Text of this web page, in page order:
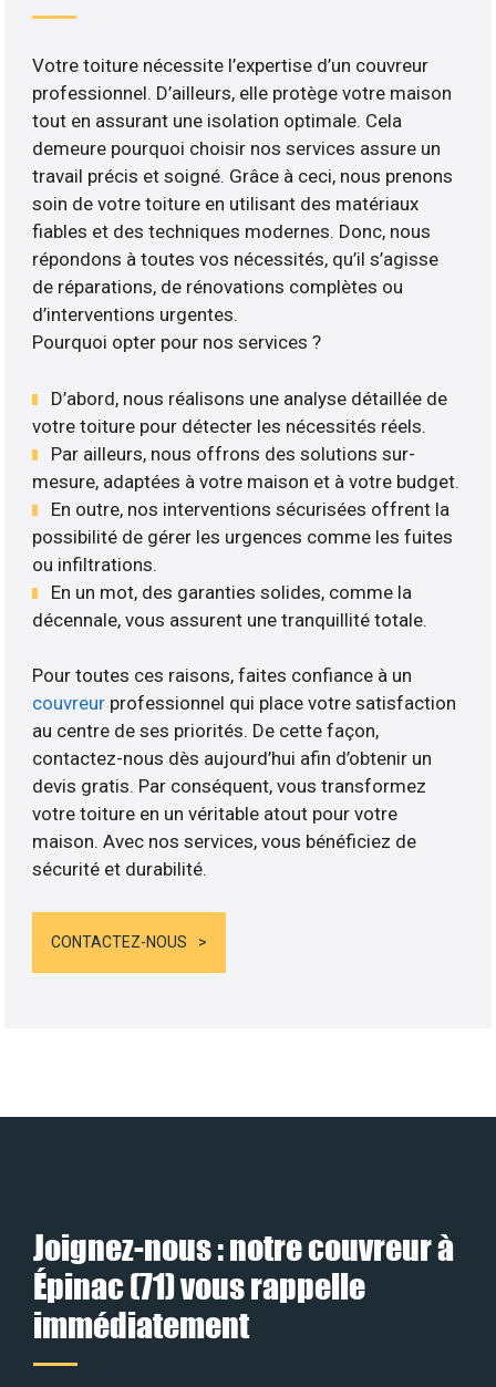
Votre toiture nécessite l’expertise d’un couvreur
professionnel. D’ailleurs, elle protège votre maison
tout en assurant une isolation optimale. Cela
demeure pourquoi choisir nos services assure un
travail précis et soigné. Grâce à ceci, nous prenons
soin de votre toiture en utilisant des matériaux
fiables et des techniques modernes. Donc, nous
répondons à toutes vos nécessités, qu’il s’agisse
de réparations, de rénovations complètes ou
d’interventions urgentes.
Pourquoi opter pour nos services ?
D’abord, nous réalisons une analyse détaillée de
votre toiture pour détecter les nécessités réels.
Par ailleurs, nous offrons des solutions sur-
mesure, adaptées à votre maison et à votre budget.
En outre, nos interventions sécurisées offrent la
possibilité de gérer les urgences comme les fuites
ou infiltrations.
En un mot, des garanties solides, comme la
décennale, vous assurent une tranquillité totale.
Pour toutes ces raisons, faites confiance à un
couvreur professionnel qui place votre satisfaction
au centre de ses priorités. De cette façon,
contactez-nous dès aujourd’hui afin d’obtenir un
devis gratis. Par conséquent, vous transformez
votre toiture en un véritable atout pour votre
maison. Avec nos services, vous bénéficiez de
sécurité et durabilité.
CONTACTEZ-NOUS
Joignez-nous : notre couvreur à
Épinac (71) vous rappelle
immédiatement